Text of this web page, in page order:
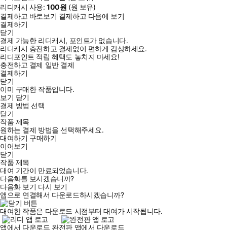
리디캐시 사용:100원 (원 보유)
결제하고 바로보기 결제하고 다음에 보기
결제하기
닫기
결제 가능한 리디캐시, 포인트가 없습니다.
리디캐시 충전하고 결제없이 편하게 감상하세요.
리디포인트 적립 혜택도 놓치지 마세요!
충전하고 결제 일반 결제
결제하기
닫기
이미 구매한 작품입니다.
보기 닫기
결제 방법 선택
닫기
작품 제목
원하는 결제 방법을 선택해주세요.
대여하기 구매하기
이어보기
닫기
작품 제목
대여 기간이 만료되었습니다.
다음화를 보시겠습니까?
다음화 보기 다시 보기
앱으로 연결해서 다운로드하시겠습니까?
대여한 작품은 다운로드 시점부터 대여가 시작됩니다.
앱에서 다운로드 완전판 앱에서 다운로드